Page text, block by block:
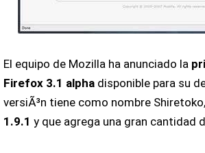
El equipo de Mozilla ha anunciado la
Firefox 3.1 alphadisponible para su
versiÃ³n tiene como nombre
1.9.1 y que agrega una gran cantidad